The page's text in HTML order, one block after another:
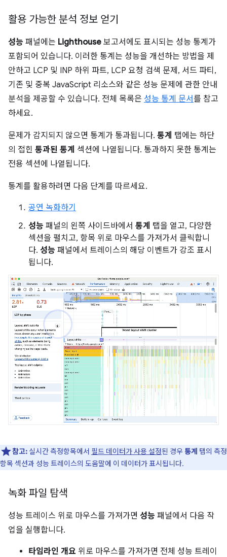
활용 가능한 분석 정보 얻기
성능 패널에는 Lighthouse 보고서에도 표시되는 성능 통계가
포함되어 있습니다. 이러한 통계는 성능을 개선하는 방법을 제
안하고 LCP 및 INP 하위 파트, LCP 요청 검색 문제, 서드 파티,
기존 및 중복 JavaScript 리소스와 같은 성능 문제에 관한 안내
분석을 제공할 수 있습니다. 전체 목록은 성능 통계 문서를 참고
하세요.
문제가 감지되지 않으면 통계가 통과됩니다. 통계 탭에는 하단
의 접힌 통과된 통계 섹션에 나열됩니다. 통과하지 못한 통계는
전용 섹션에 나열됩니다.
통계를 활용하려면 다음 단계를 따르세요.
공연 녹화하기
성능 패널의 왼쪽 사이드바에서 통계 탭을 열고, 다양한
섹션을 펼치고, 항목 위로 마우스를 가져가서 클릭합니
다. 성능 패널에서 트레이스의 해당 이벤트가 강조 표시
됩니다.
참고: 실시간 측정항목에서 필드 데이터가 사용 설정된 경우 통계 탭의 측정
항목 섹션과 성능 트레이스의 도움말에 이 데이터가 표시됩니다.
녹화 파일 탐색
성능 트레이스 위로 마우스를 가져가면 성능 패널에서 다음 작
업을 실행합니다.
타임라인 개요 위로 마우스를 가져가면 전체 성능 트레이